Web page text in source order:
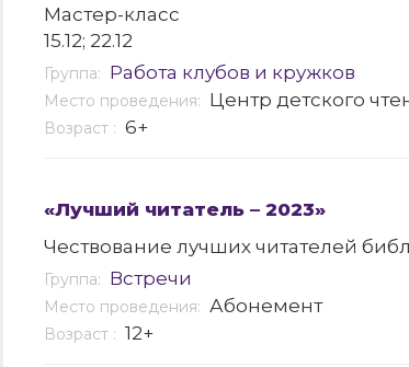
Мастер-класс
15.12; 22.12
Группа: Работа клубов и кружков
Место проведения: Центр детского
Возраст : 6+
«Лучший читатель – 2023»
Чествование лучших читателей
Группа: Встречи
Место проведения: Абонемент
Возраст : 12+